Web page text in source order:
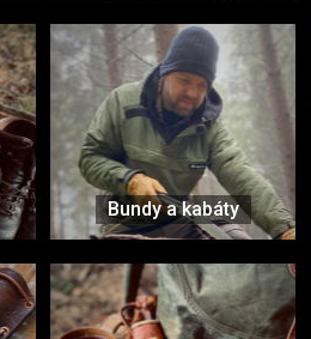
Bundy a kabáty